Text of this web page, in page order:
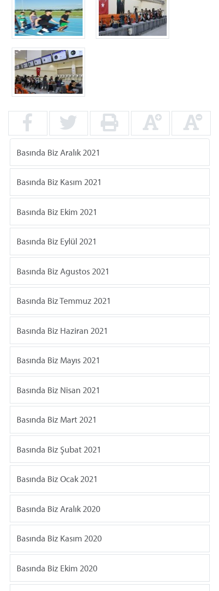
Basında Biz Aralık 2021
Basında Biz Kasım 2021
Basında Biz Ekim 2021
Basında Biz Eylül 2021
Basında Biz Agustos 2021
Basında Biz Temmuz 2021
Basında Biz Haziran 2021
Basında Biz Mayıs 2021
Basında Biz Nisan 2021
Basında Biz Mart 2021
Basında Biz Şubat 2021
Basında Biz Ocak 2021
Basında Biz Aralık 2020
Basında Biz Kasım 2020
Basında Biz Ekim 2020